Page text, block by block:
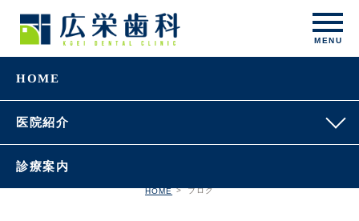
HOME
医院紹介
診療案内
HOME ブログ